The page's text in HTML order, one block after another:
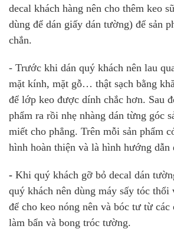
decal khách hàng nên cho thêm keo
dùng để dán giấy dán tường) để sản
chắn.
- Trước khi dán quý khách nên lau
mặt kính, mặt gỗ… thật sạch bằng
để lớp keo được dính chắc hơn. Sau
phẩm ra rồi nhẹ nhàng dán từng góc
miết cho phẳng. Trên mỗi sản phẩm
hình hoàn thiện và là hình hướng dẫn
- Khi quý khách gỡ bỏ decal dán
quý khách nên dùng máy sấy tóc thổi
để cho keo nóng nên và bóc tư từ các
làm bẩn và bong tróc tường.